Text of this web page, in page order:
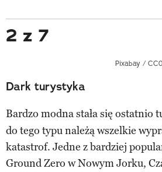
2 z 7
Pixabay /
Dark turystyka
Bardzo modna stała się ostatnio
do tego typu należą wszelkie
katastrof. Jedne z bardziej
Ground Zero w Nowym Jorku,